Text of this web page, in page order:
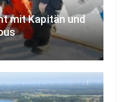
mit Kapitän und